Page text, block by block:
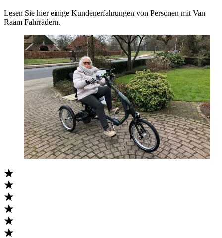
Lesen Sie hier einige Kundenerfahrungen von Personen mit Van
Raam Fahrrädern.